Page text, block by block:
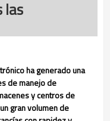
las
ha generado una
de manejo de
y centros de
gran volumen de